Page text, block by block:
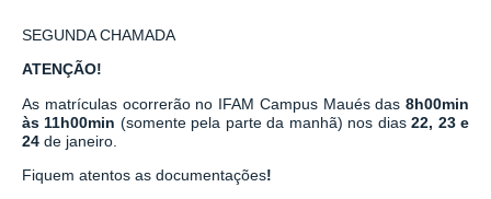
SEGUNDA CHAMADA
ATENÇÃO!
As matrículas ocorrerão no IFAM Campus Maués das 8h00min
às 11h00min (somente pela parte da manhã) nos dias22, 23 e
24 de janeiro.
Fiquem atentos as documentações!